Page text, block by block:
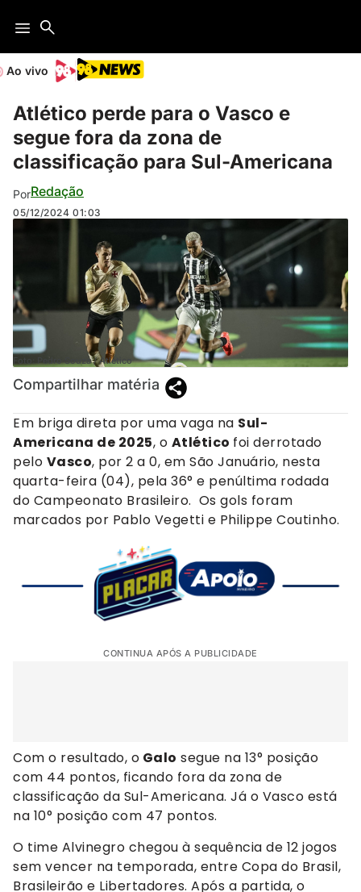
Ao vivo
Atlético perde para o Vasco e
segue fora da zona de
classificação para Sul-Americana
PorRedação
05/12/2024 01:03
Foto: Pedro Souza / Atlético
Compartilhar matéria
Em briga direta por uma vaga na Sul-
Americana de 2025, o Atlético foi derrotado
pelo Vasco, por 2 a 0, em São Januário, nesta
quarta-feira (04), pela 36° e penúltima rodada
do Campeonato Brasileiro. Os gols foram
marcados por Pablo Vegetti e Philippe Coutinho.
CONTINUA APÓS A PUBLICIDADE
Com o resultado, o Galo segue na 13° posição
com 44 pontos, ficando fora da zona de
classificação da Sul-Americana. Já o Vasco está
na 10° posição com 47 pontos.
O time Alvinegro chegou à sequência de 12 jogos
sem vencer na temporada, entre Copa do Brasil,
Brasileirão e Libertadores. Após a partida, o